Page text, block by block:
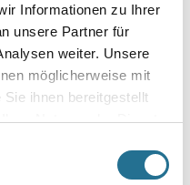
Informationen zu Ihrer
unsere Partner für
weiter. Unsere
möglicherweise mit
ihnen bereitgestellt
Nutzung der Dienste